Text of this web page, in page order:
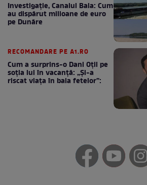
Investigație, Canalul Bala: Cum
au dispărut milioane de euro
pe Dunăre
RECOMANDARE PE A1.RO
Cum a surprins-o Dani Oțil pe
soția lui în vacanță: „Și-a
riscat viața în baia fetelor”: